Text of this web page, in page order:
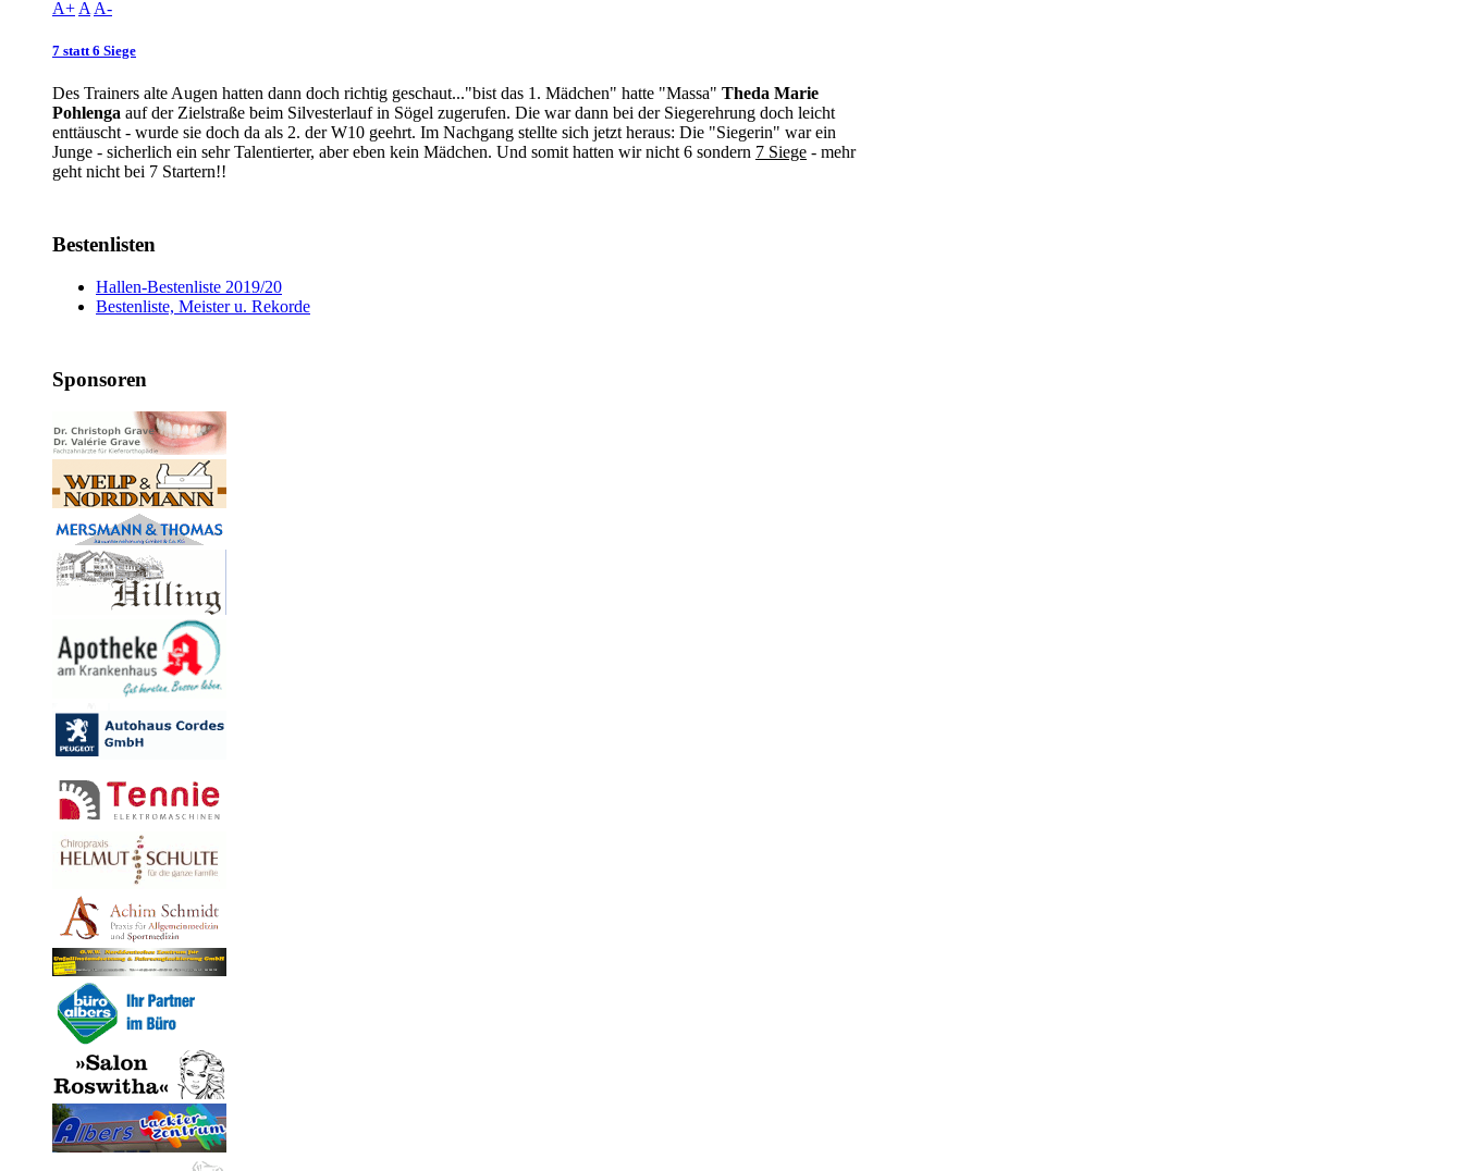
A+ A A-
7 statt 6 Siege
Des Trainers alte Augen hatten dann doch richtig geschaut..."bist das 1. Mädchen" hatte "Massa" Theda Marie
Pohlenga auf der Zielstraße beim Silvesterlauf in Sögel zugerufen. Die war dann bei der Siegerehrung doch leicht
enttäuscht - wurde sie doch da als 2. der W10 geehrt. Im Nachgang stellte sich jetzt heraus: Die "Siegerin" war ein
Junge - sicherlich ein sehr Talentierter, aber eben kein Mädchen. Und somit hatten wir nicht 6 sondern 7 Siege - mehr
geht nicht bei 7 Startern!!
Bestenlisten
Hallen-Bestenliste 2019/20
Bestenliste, Meister u. Rekorde
Sponsoren